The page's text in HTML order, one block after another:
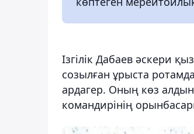
Ізгілік Дабаев әскери
созылған ұрыста
ардагер. Оның көз
командирінің